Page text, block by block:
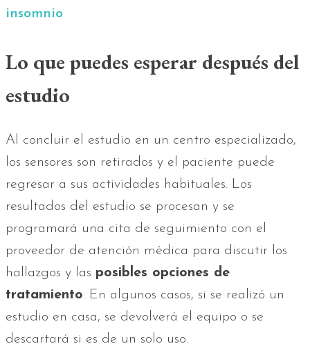
insomnio
Lo que puedes esperar después del
estudio
Al concluir el estudio en un centro especializado,
los sensores son retirados y el paciente puede
regresar a sus actividades habituales. Los
resultados del estudio se procesan y se
programará una cita de seguimiento con el
proveedor de atención médica para discutir los
hallazgos y las posibles opciones de
tratamiento. En algunos casos, si se realizó un
estudio en casa, se devolverá el equipo o se
descartará si es de un solo uso.